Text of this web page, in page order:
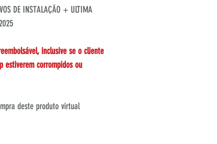
DE INSTALAÇÃO + ULTIMA
inclusive se o cliente
estiverem corrompidos ou
deste produto virtual